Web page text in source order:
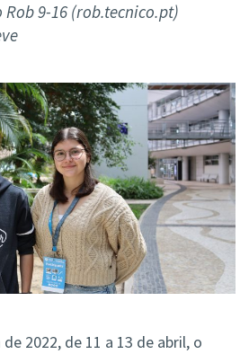
9-16 (rob.tecnico.pt)
2022, de 11 a 13 de abril, o